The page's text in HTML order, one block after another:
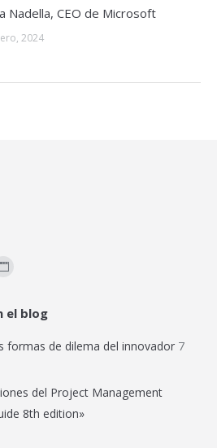
Nadella, CEO de Microsoft
2024
Sitio
page
opens
el blog
formas de dilema del innovador 7
del Project Management
8th edition»